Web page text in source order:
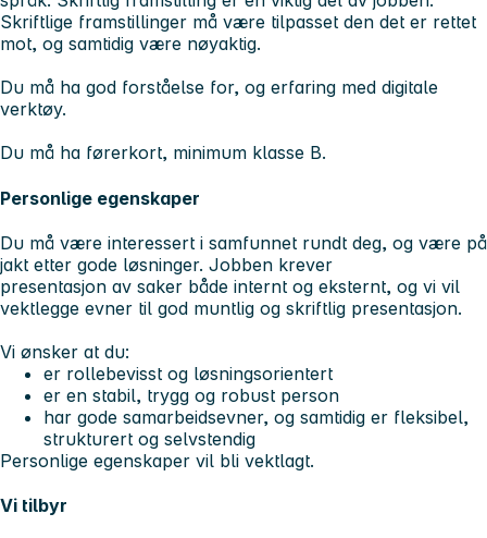
Skriftlige framstillinger må være tilpasset den det er rettet
mot, og samtidig være nøyaktig.
Du må ha god forståelse for, og erfaring med digitale
verktøy.
Du må ha førerkort, minimum klasse B.
Personlige egenskaper
Du må være interessert i samfunnet rundt deg, og være på
jakt etter gode løsninger. Jobben krever
presentasjon av saker både internt og eksternt, og vi vil
vektlegge evner til god muntlig og skriftlig presentasjon.
Vi ønsker at du:
er rollebevisst og løsningsorientert
er en stabil, trygg og robust person
har gode samarbeidsevner, og samtidig er fleksibel,
strukturert og selvstendig
Personlige egenskaper vil bli vektlagt.
Vi tilbyr